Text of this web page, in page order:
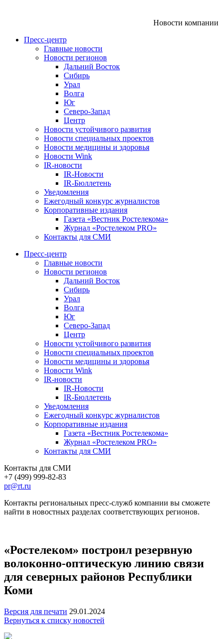
Новости компании
Пресс-центр
Главные новости
Новости регионов
Дальний Восток
Сибирь
Урал
Волга
Юг
Северо-Запад
Центр
Новости устойчивого развития
Новости специальных проектов
Новости медицины и здоровья
Новости Wink
IR-новости
IR-Новости
IR-Бюллетень
Уведомления
Ежегодный конкурс журналистов
Корпоративные издания
Газета «Вестник Ростелекома»
Журнал «Ростелеком PRO»
Контакты для СМИ
Пресс-центр
Главные новости
Новости регионов
Дальний Восток
Сибирь
Урал
Волга
Юг
Северо-Запад
Центр
Новости устойчивого развития
Новости специальных проектов
Новости медицины и здоровья
Новости Wink
IR-новости
IR-Новости
IR-Бюллетень
Уведомления
Ежегодный конкурс журналистов
Корпоративные издания
Газета «Вестник Ростелекома»
Журнал «Ростелеком PRO»
Контакты для СМИ
Контакты для СМИ
+7 (499) 999-82-83
pr@rt.ru
Контакты региональных пресс-служб компании вы сможете
найти в новостных разделах соответствующих регионов.
«Ростелеком» построил резервную
волоконно-оптическую линию связи
для северных районов Республики
Коми
Версия для печати 29.01.2024
Вернуться к списку новостей